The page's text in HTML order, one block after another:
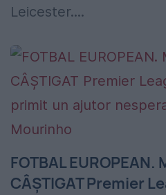
Leicester....
FOTBAL
CÂȘTIGAT Premier